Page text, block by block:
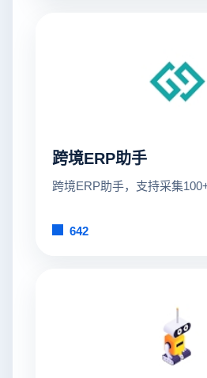
跨境ERP助手
跨境ERP助手，支持采集
642